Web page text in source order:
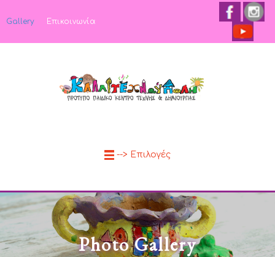
Gallery Επικοινωνία
--> Επιλογές
Photo Gallery